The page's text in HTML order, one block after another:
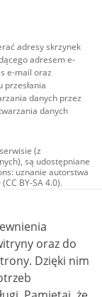
adresy skrzynek
adresem e-
e-mail oraz
danych przez
danych
(z
są udostępniane
uznanie autorstwa
BY-SA 4.0).
materiały
licencji typu
użycie
4.0 (CC BY-
inaczej.
oraz do
nim